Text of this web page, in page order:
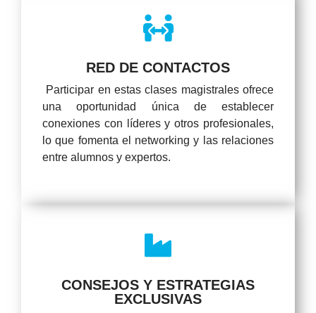
RED DE CONTACTOS
Participar en estas clases magistrales ofrece
una oportunidad única de establecer
conexiones con líderes y otros profesionales,
lo que fomenta el networking y las relaciones
entre alumnos y expertos.
CONSEJOS Y ESTRATEGIAS
EXCLUSIVAS